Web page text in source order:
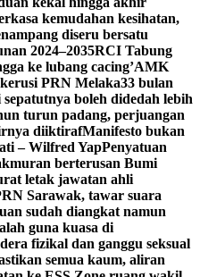
kemudahan kesihatan,
diseru bersatu
2024–2035RCI Tabung
ke lubang cacing’AMK
PRN Melaka33 bulan
boleh didedah lebih
turun padang, perjuangan
diiktirafManifesto bukan
– Wilfred YapPenyatuan
berterusan Bumi
letak jawatan ahli
Sarawak, tawar suara
sudah diangkat namun
guna kuasa di
fizikal dan ganggu seksual
semua kaum, aliran